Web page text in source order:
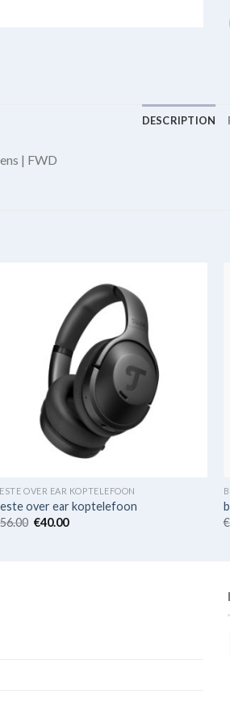
DESCRIPTION
| FWD
OVER EAR KOPTELEFOON
over ear koptelefoon
56.00 €40.00
€